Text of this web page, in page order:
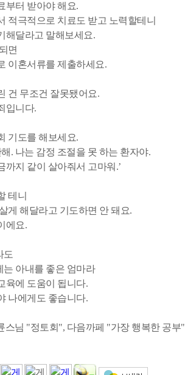
부터 받아야 해요.
적극적으로 치료도 받고 노력할테니
해달라고 말해보세요.
면
이혼서류를 제출하세요.
건 무조건 잘못됐어요.
입니다.
기도를 해보세요.
해. 나는 감정 조절을 못 하는 환자야.
까지 같이 살아줘서 고마워.’
테니
게 해달라고 기도하면 안 돼요.
에요.
도
는 아내를 좋은 엄마라
육에 도움이 됩니다.
나에게도 좋습니다.
스님 "정토회", 다음까페 "가장 행복한 공부"